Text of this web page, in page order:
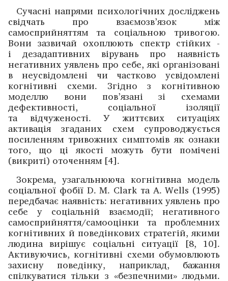
Сучасні напрями психологічних досліджень
свідчать про взаємозв’язок між
самосприйняттям та соціальною тривогою.
Вони зазвичай охоплюють спектр стійких ­
і дез­адаптивних вірувань про наявність
негативних уявлень про себе, які організовані
в неусвідомлені чи частково усвідомлені
когнітивні схеми. Згідно з когнітивною
моделлю вони пов’язані зі схемами
дефективності, соціальної ізоляції
та відчуженості. У життєвих ситуаціях
активація згаданих схем супроводжується
посиленням тривожних симптомів як ознаки
того, що ці якості можуть бути помі­чені
(викриті) оточенням [4].
Зокрема, узагальнююча когнітивна модель
соціальної фобії D. M. Clark та А. Wells (1995)
передбачає наявність: негативних уявлень про
себе у соціальній взаємодії; негативного
самосприйняття/само­оцінки та проблемних
когнітивних й поведінкових стратегій, якими
людина вирішує соціальні ситуації [8, 10].
Активуючись, ­когнітивні схеми обумовлюють
­захисну поведінку, наприклад, бажання
спілкуватися тільки з «безпечними» людьми.